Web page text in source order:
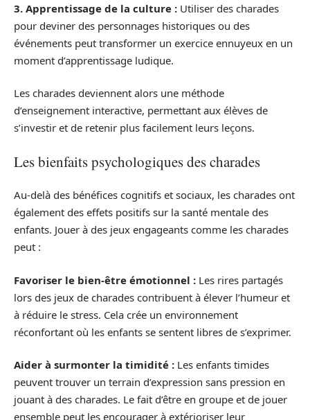
3. Apprentissage de la culture : Utiliser des charades
pour deviner des personnages historiques ou des
événements peut transformer un exercice ennuyeux en un
moment d’apprentissage ludique.
Les charades deviennent alors une méthode
d’enseignement interactive, permettant aux élèves de
s’investir et de retenir plus facilement leurs leçons.
Les bienfaits psychologiques des charades
Au-delà des bénéfices cognitifs et sociaux, les charades ont
également des effets positifs sur la santé mentale des
enfants. Jouer à des jeux engageants comme les charades
peut :
Favoriser le bien-être émotionnel : Les rires partagés
lors des jeux de charades contribuent à élever l’humeur et
à réduire le stress. Cela crée un environnement
réconfortant où les enfants se sentent libres de s’exprimer.
Aider à surmonter la timidité : Les enfants timides
peuvent trouver un terrain d’expression sans pression en
jouant à des charades. Le fait d’être en groupe et de jouer
ensemble peut les encourager à extérioriser leur